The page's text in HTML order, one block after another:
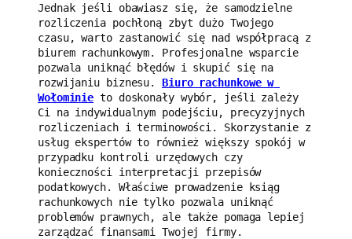
Jednak jeśli obawiasz się, że samodzielne
rozliczenia pochłoną zbyt dużo Twojego
czasu, warto zastanowić się nad współpracą z
biurem rachunkowym. Profesjonalne wsparcie
pozwala uniknąć błędów i skupić się na
rozwijaniu biznesu. Biuro rachunkowe w
Wołominie to doskonały wybór, jeśli zależy
Ci na indywidualnym podejściu, precyzyjnych
rozliczeniach i terminowości. Skorzystanie z
usług ekspertów to również większy spokój w
przypadku kontroli urzędowych czy
konieczności interpretacji przepisów
podatkowych. Właściwe prowadzenie ksiąg
rachunkowych nie tylko pozwala uniknąć
problemów prawnych, ale także pomaga lepiej
zarządzać finansami Twojej firmy.